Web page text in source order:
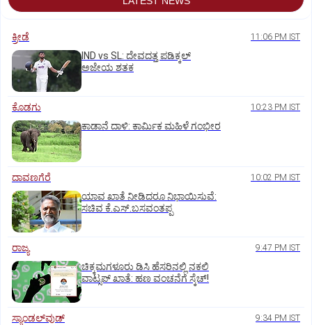
ಕ್ರೀಡೆ 11:06 PM IST
IND vs SL: ದೇವದತ್ತ ಪಡಿಕ್ಕಲ್‌
ಅಜೇಯ ಶತಕ
ಕೊಡಗು 10:23 PM IST
ಕಾಡಾನೆ ದಾಳಿ: ಕಾರ್ಮಿಕ ಮಹಿಳೆ ಗಂಭೀರ
ದಾವಣಗೆರೆ 10:02 PM IST
ಯಾವ ಖಾತೆ ನೀಡಿದರೂ ನಿಭಾಯಿಸುವೆ:
ಸಚಿವ ಕೆ.ಎಸ್.ಬಸವಂತಪ್ಪ
ರಾಜ್ಯ 9:47 PM IST
ಚಿಕ್ಕಮಗಳೂರು ಡಿಸಿ ಹೆಸರಿನಲ್ಲಿ ನಕಲಿ
ವಾಟ್ಸಪ್ ಖಾತೆ: ಹಣ ವಂಚನೆಗೆ ಸ್ಕೆಚ್!
ಸ್ಯಾಂಡಲ್‌ವುಡ್‌ 9:34 PM IST